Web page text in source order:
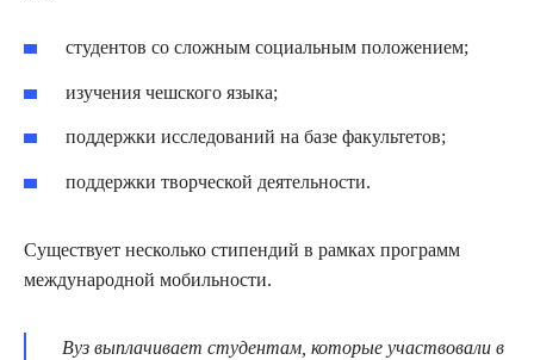
студентов со сложным социальным положением;
изучения чешского языка;
поддержки исследований на базе факультетов;
поддержки творческой деятельности.
Существует несколько стипендий в рамках программ
международной мобильности.
Вуз выплачивает студентам, которые участвовали в